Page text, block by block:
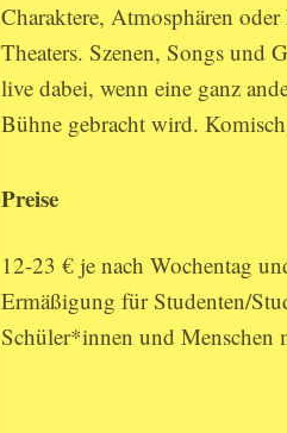
Charaktere, Atmosphären
Theaters. Szenen, Songs und
live dabei, wenn eine ganz
Bühne gebracht wird.
Preise
12-23 € je nach Wochentag
Ermäßigung für Studenten/
Schüler*innen und Menschen